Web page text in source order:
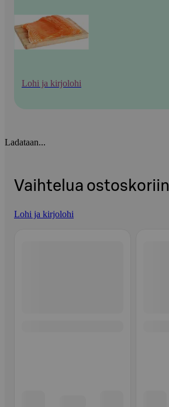
Lohi ja kirjolohi
Ladataan...
Vaihtelua ostoskoriin
Lohi ja kirjolohi